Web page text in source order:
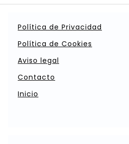
Política de Privacidad
Política de Cookies
Aviso legal
Contacto
Inicio